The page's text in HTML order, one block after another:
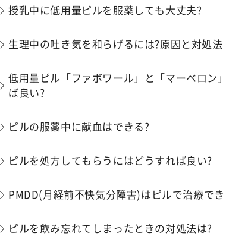
授乳中に低用量ピルを服薬しても大丈夫?
生理中の吐き気を和らげるには?原因と対処法
低用量ピル「ファボワール」と「マーベロン
ば良い?
ピルの服薬中に献血はできる?
ピルを処方してもらうにはどうすれば良い?
PMDD(月経前不快気分障害)はピルで治療でき
ピルを飲み忘れてしまったときの対処法は?